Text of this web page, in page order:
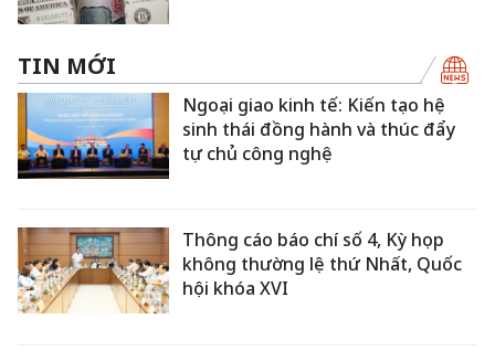
TIN MỚI
Ngoại giao kinh tế: Kiến tạo hệ
sinh thái đồng hành và thúc đẩy
tự chủ công nghệ
Thông cáo báo chí số 4, Kỳ họp
không thường lệ thứ Nhất, Quốc
hội khóa XVI